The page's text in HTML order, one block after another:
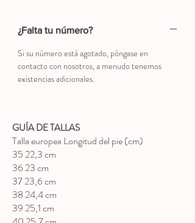
¿Falta tu número?
Si su número está agotado, póngase en
contacto con nosotros, a menudo tenemos
existencias adicionales.
GUÍA DE TALLAS
Talla europea Longitud del pie (cm)
35 22,3 cm
36 23 cm
37 23,6 cm
38 24,4 cm
39 25,1 cm